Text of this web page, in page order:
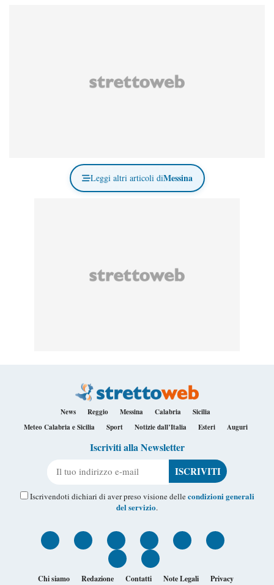
Leggi altri articoli diMessina
News Reggio Messina Calabria
Sicilia
Meteo Calabria e Sicilia
Sport Notizie dall’Italia Esteri Auguri
Iscriviti alla Newsletter
Iscrivendoti dichiari di aver preso visione dellecondizioni generali
del servizio.
Chi siamo Redazione Contatti Note Legali Privacy